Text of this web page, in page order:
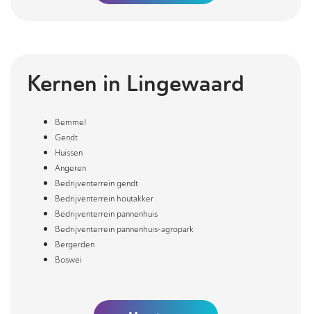
Kernen in Lingewaard
Bemmel
Gendt
Huissen
Angeren
Bedrijventerrein gendt
Bedrijventerrein houtakker
Bedrijventerrein pannenhuis
Bedrijventerrein pannenhuis-agropark
Bergerden
Boswei